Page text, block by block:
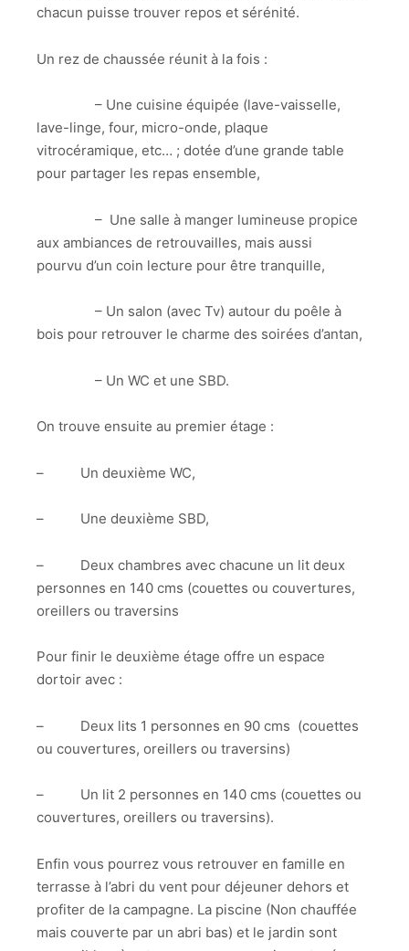
chacun puisse trouver repos et sérénité.
Un rez de chaussée réunit à la fois :
– Une cuisine équipée (lave-vaisselle,
lave-linge, four, micro-onde, plaque
vitrocéramique, etc… ; dotée d’une grande table
pour partager les repas ensemble,
– Une salle à manger lumineuse propice
aux ambiances de retrouvailles, mais aussi
pourvu d’un coin lecture pour être tranquille,
– Un salon (avec Tv) autour du poêle à
bois pour retrouver le charme des soirées d’antan,
– Un WC et une SBD.
On trouve ensuite au premier étage :
– Un deuxième WC,
– Une deuxième SBD,
– Deux chambres avec chacune un lit deux
personnes en 140 cms (couettes ou couvertures,
oreillers ou traversins
Pour finir le deuxième étage offre un espace
dortoir avec :
– Deux lits 1 personnes en 90 cms (couettes
ou couvertures, oreillers ou traversins)
– Un lit 2 personnes en 140 cms (couettes ou
couvertures, oreillers ou traversins).
Enfin vous pourrez vous retrouver en famille en
terrasse à l’abri du vent pour déjeuner dehors et
profiter de la campagne. La piscine (Non chauffée
mais couverte par un abri bas) et le jardin sont